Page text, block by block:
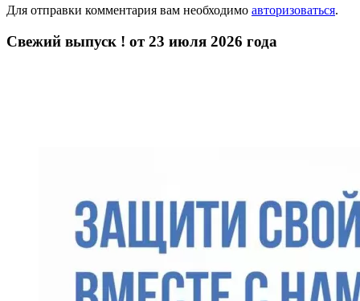
Для отправки комментария вам необходимо авторизоваться.
Свежий выпуск ! от 23 июля 2026 года